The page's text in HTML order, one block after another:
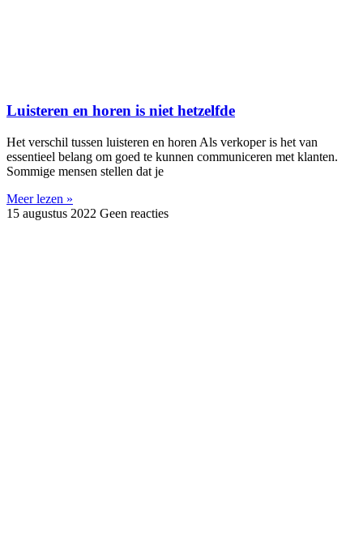
Luisteren en horen is niet hetzelfde
Het verschil tussen luisteren en horen Als verkoper is het van
essentieel belang om goed te kunnen communiceren met klanten.
Sommige mensen stellen dat je
Meer lezen »
15 augustus 2022 Geen reacties